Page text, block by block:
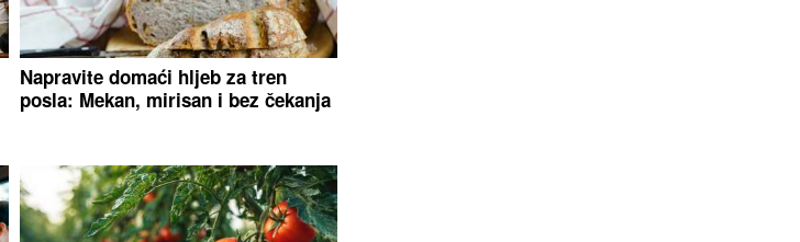
Napravite domaći hljeb za tren
posla: Mekan, mirisan i bez čekanja